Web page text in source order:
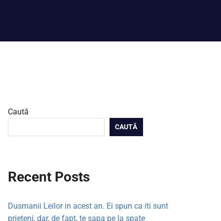
Caută
CAUTĂ
Recent Posts
Dusmanii Leilor in acest an. Ei spun ca iti sunt
prieteni, dar, de fapt, te sapa pe la spate